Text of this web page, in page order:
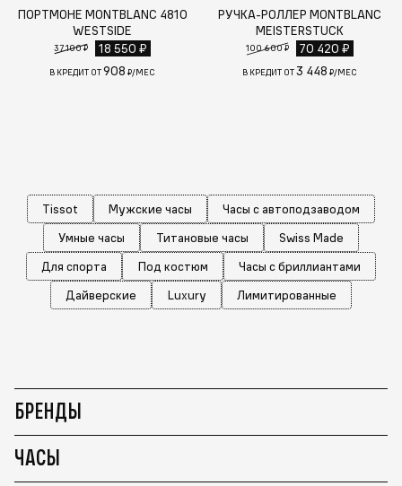
ПОРТМОНЕ MONTBLANC 4810
WESTSIDE
37 100 ₽ 18 550 ₽
В КРЕДИТ ОТ908 ₽/МЕС
РУЧКА-РОЛЛЕР MONTBLANC
MEISTERSTUCK
100 600 ₽ 70 420 ₽
В КРЕДИТ ОТ3 448 ₽/МЕС
Tissot Мужские часы
Часы с автоподзаводом
Умные часы
Титановые часы
Swiss Made
Для спорта
Под костюм
Часы с бриллиантами
Дайверские
Luxury Лимитированные
БРЕНДЫ
ЧАСЫ